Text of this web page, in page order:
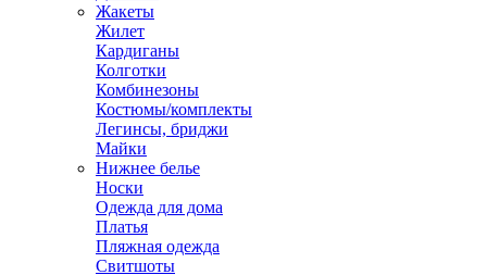
Жакеты
Жилет
Кардиганы
Колготки
Комбинезоны
Костюмы/комплекты
Легинсы, бриджи
Майки
Нижнее белье
Носки
Одежда для дома
Платья
Пляжная одежда
Свитшоты